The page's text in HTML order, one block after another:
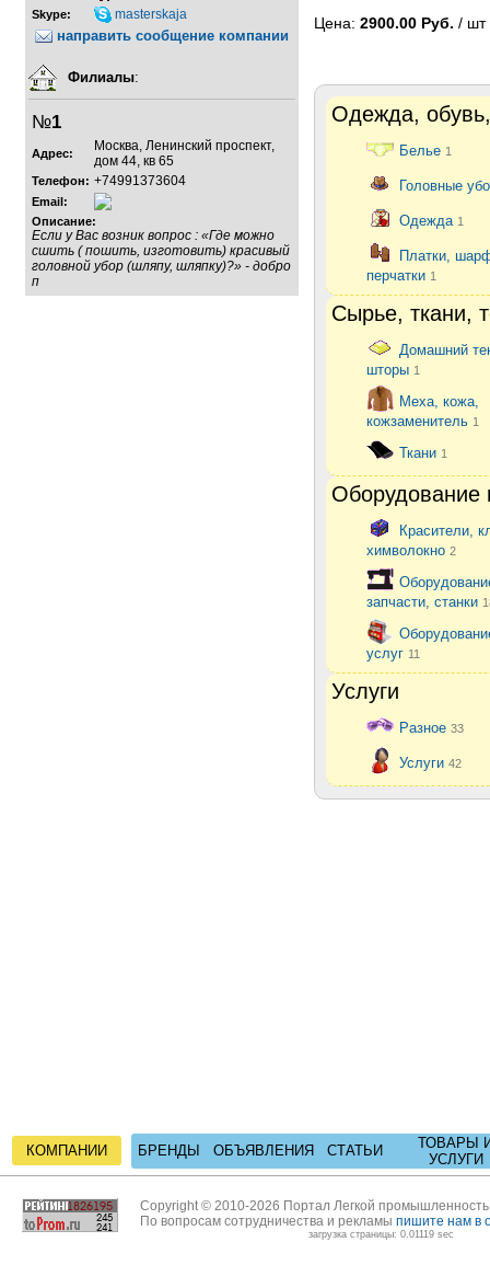
Skype: masterskaja
направить сообщение компании
Филиалы:
№1
Адрес:
Москва, Ленинский проспект,
дом 44, кв 65
Телефон: +74991373604
Email:
Описание:
Если у Вас возник вопрос : «Где можно
сшить ( пошить, изготовить) красивый
головной убор (шляпу, шляпку)?» - добро
п
Цена: 2900.00 Руб. / шт
Одежда,
Белье 1
Головные
Одежда 1
Платки,
перчатки 1
Сырье, ткани,
Домашний
шторы 1
Меха, кожа,
кожзаменитель 1
Ткани 1
Оборудование
Красители,
химволокно 2
запчасти, станки
услуг 11
Услуги
Разное 33
Услуги 42
КОМПАНИИ БРЕНДЫ ОБЪЯВЛЕНИЯ СТАТЬИ
ТОВАРЫ
УСЛУГИ
Copyright © 2010-2026 Портал Легкой
По вопросам сотрудничества и рекламы пишите нам в
загрузка страницы: 0.01119 sec